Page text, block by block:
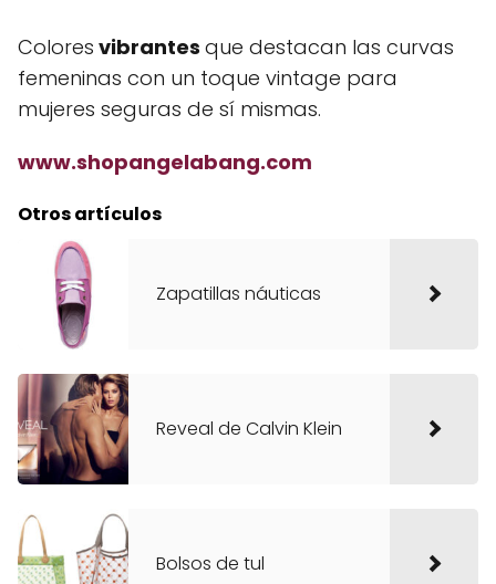
Colores vibrantes que destacan las curvas
femeninas con un toque vintage para
mujeres seguras de sí mismas.
www.shopangelabang.com
Otros artículos
Zapatillas náuticas
Reveal de Calvin Klein
Bolsos de tul